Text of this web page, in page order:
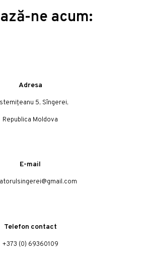
ne acum:
Adresa
5, Sîngerei,
Republica Moldova
E-mail
Telefon contact
+373 (0) 69360109